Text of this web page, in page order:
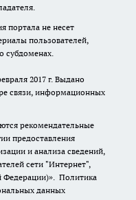
портала не несет
пользователей,
субдоменах.
2017 г. Выдано
связи, информационных
рекомендательные
предоставления
и анализа сведений,
сети "Интернет",
Федерации)». Политика
данных